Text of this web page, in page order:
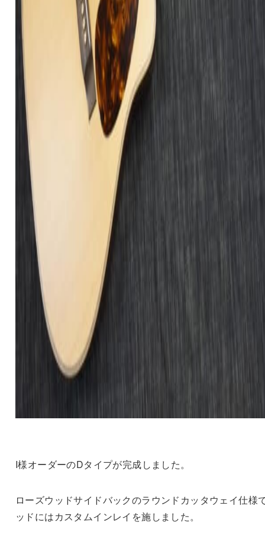
I様オーダーのDタイプが完成しました。
ローズウッドサイドバックのラウンドカッタウェイ仕様
ッドにはカスタムインレイを施しました。